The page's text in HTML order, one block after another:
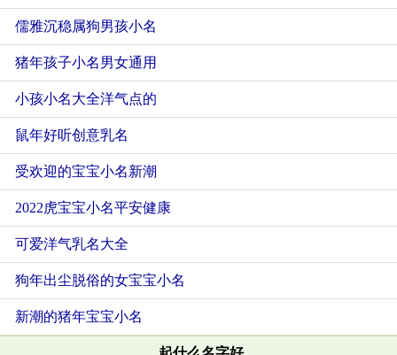
儒雅沉稳属狗男孩小名
猪年孩子小名男女通用
小孩小名大全洋气点的
鼠年好听创意乳名
受欢迎的宝宝小名新潮
2022虎宝宝小名平安健康
可爱洋气乳名大全
狗年出尘脱俗的女宝宝小名
新潮的猪年宝宝小名